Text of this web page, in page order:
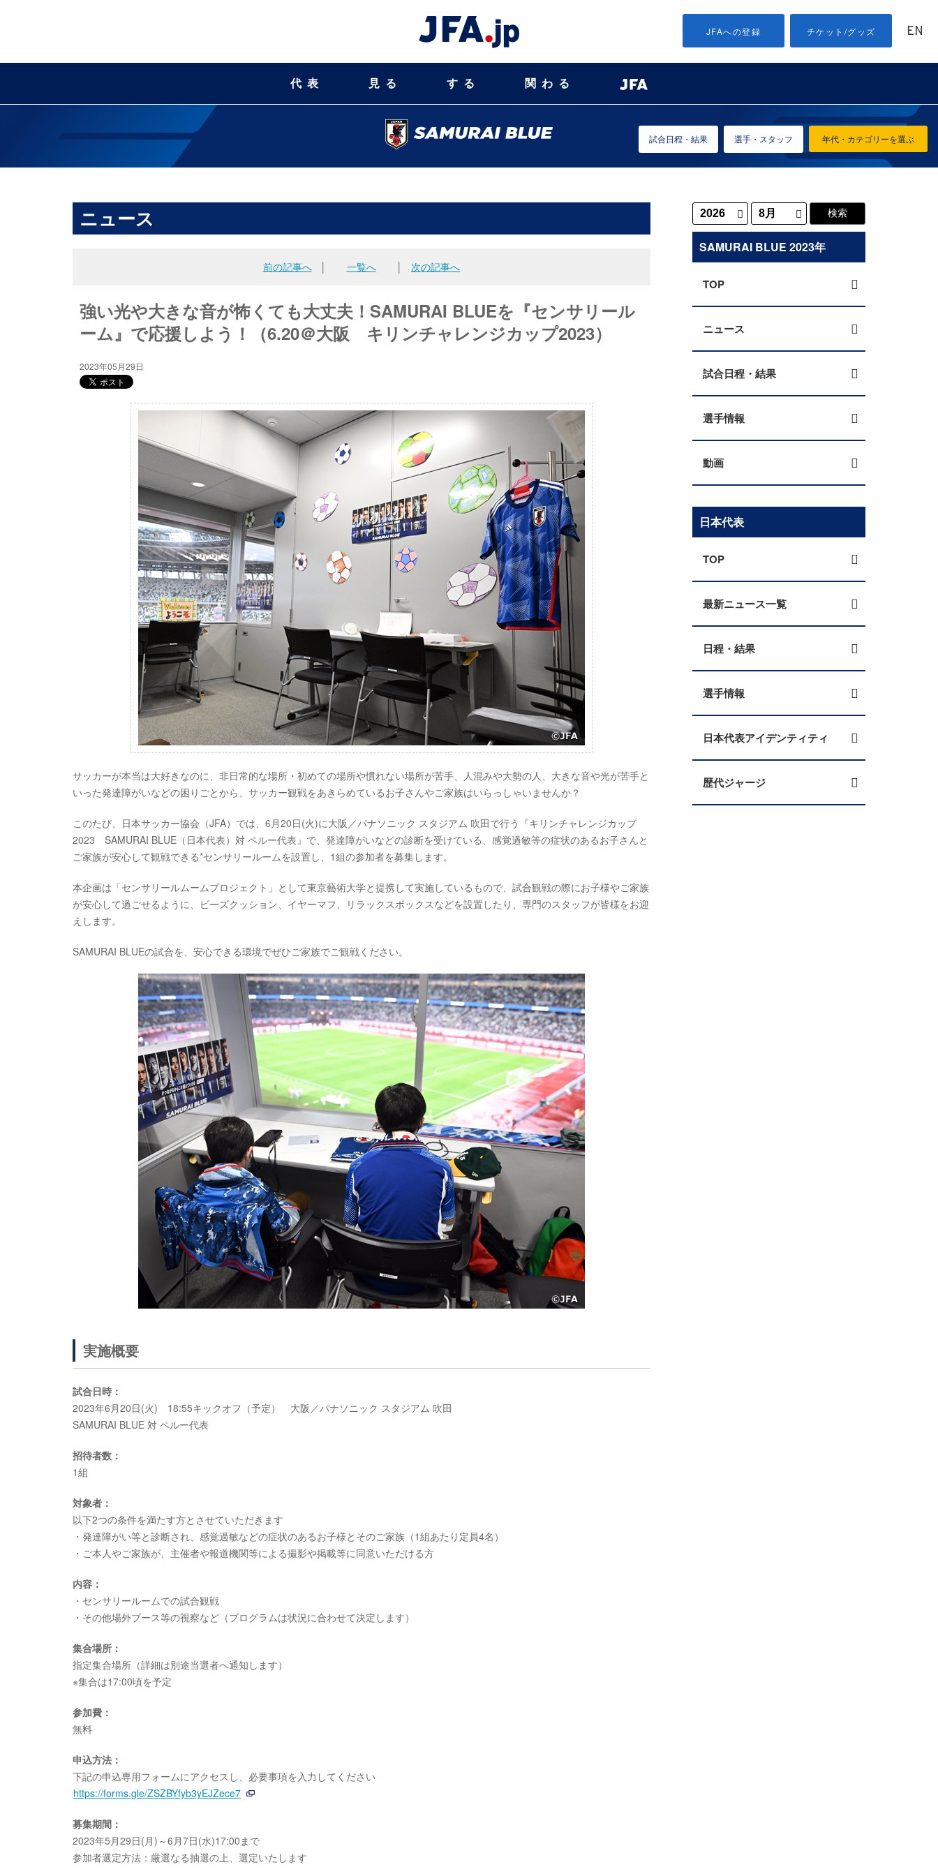
JFAへの登録 チケット/グッズ EN
代表 見る する 関わる
年代・カテゴリーを選ぶ
試合日程・結果 選手・スタッフ
ニュース
前の記事へ│ 一覧へ 次の記事へ
強い光や大きな音が怖くても大丈夫！SAMURAI BLUEを『センサリール
ーム』で応援しよう！（6.20＠大阪 キリンチャレンジカップ2023）
2023年05月29日
サッカーが本当は大好きなのに、非日常的な場所・初めての場所や慣れない場所が苦手、人混みや大勢の人、大きな音や光が苦手と
いった発達障がいなどの困りごとから、サッカー観戦をあきらめているお子さんやご家族はいらっしゃいませんか？
このたび、日本サッカー協会（JFA）では、6月20日(火)に大阪／パナソニック スタジアム 吹田で行う『キリンチャレンジカップ
2023 SAMURAI BLUE（日本代表）対 ペルー代表』で、発達障がいなどの診断を受けている、感覚過敏等の症状のあるお子さんと
ご家族が安心して観戦できる*センサリールームを設置し、1組の参加者を募集します。
本企画は「センサリールムームプロジェクト」として東京藝術大学と提携して実施しているもので、試合観戦の際にお子様やご家族
が安心して過ごせるように、ビーズクッション、イヤーマフ、リラックスボックスなどを設置したり、専門のスタッフが皆様をお迎
えします。
SAMURAI BLUEの試合を、安心できる環境でぜひご家族でご観戦ください。
実施概要
試合日時：
2023年6月20日(火) 18:55キックオフ（予定） 大阪／パナソニック スタジアム 吹田
SAMURAI BLUE 対 ペルー代表
招待者数：
1組
対象者：
以下2つの条件を満たす方とさせていただきます
・発達障がい等と診断され、感覚過敏などの症状のあるお子様とそのご家族（1組あたり定員4名）
・ご本人やご家族が、主催者や報道機関等による撮影や掲載等に同意いただける方
内容：
・センサリールームでの試合観戦
・その他場外ブース等の視察など（プログラムは状況に合わせて決定します）
集合場所：
指定集合場所（詳細は別途当選者へ通知します）
※集合は17:00頃を予定
参加費：
無料
申込方法：
下記の申込専用フォームにアクセスし、必要事項を入力してください
https://forms.gle/ZSZBYfyb3yEJZece7
募集期間：
2023年5月29日(月)～6月7日(水)17:00まで
参加者選定方法：厳選なる抽選の上、選定いたします
SAMURAI BLUE 2023年
TOP
ニュース
試合日程・結果
選手情報
動画
日本代表
TOP
最新ニュース一覧
日程・結果
選手情報
日本代表アイデンティティ
歴代ジャージ